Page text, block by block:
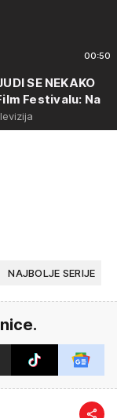
00:50
SE NEKAKO
Festivalu: Na
NAJBOLJE SERIJE